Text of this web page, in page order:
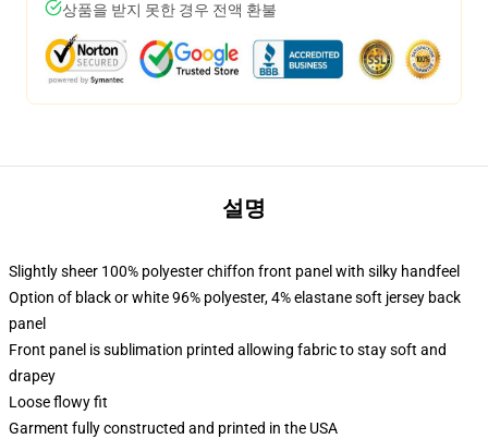
상품을 받지 못한 경우 전액 환불
설명
Slightly sheer 100% polyester chiffon front panel with silky handfeel
Option of black or white 96% polyester, 4% elastane soft jersey back
panel
Front panel is sublimation printed allowing fabric to stay soft and
drapey
Loose flowy fit
Garment fully constructed and printed in the USA